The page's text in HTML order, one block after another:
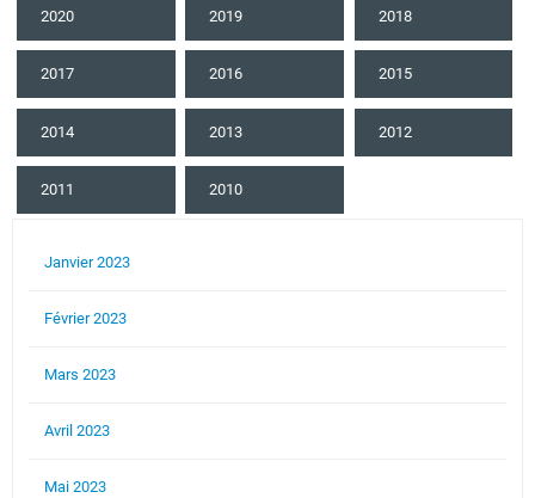
2020 2019 2018
2017 2016 2015
2014 2013 2012
2011 2010
Janvier 2023
Février 2023
Mars 2023
Avril 2023
Mai 2023